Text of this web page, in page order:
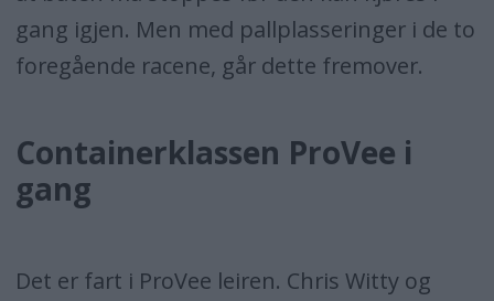
gang igjen. Men med pallplasseringer i de to
foregående racene, går dette fremover.
Containerklassen ProVee i
gang
Det er fart i ProVee leiren. Chris Witty og